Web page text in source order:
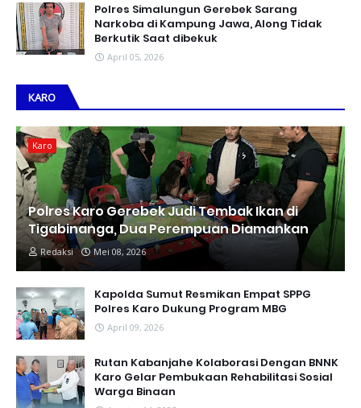
Polres Simalungun Gerebek Sarang
Narkoba di Kampung Jawa, Along Tidak
Berkutik Saat dibekuk
April 05, 2026
KARO
Karo
Polres Karo Gerebek Judi Tembak Ikan di
Tigabinanga, Dua Perempuan Diamankan
Redaksi Mei 08, 2026
Kapolda Sumut Resmikan Empat SPPG
Polres Karo Dukung Program MBG
April 09, 2026
Rutan Kabanjahe Kolaborasi Dengan BNNK
Karo Gelar Pembukaan Rehabilitasi Sosial
Warga Binaan